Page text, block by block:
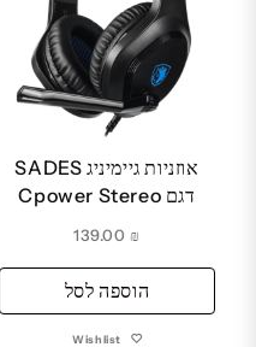
אוזניות גיימיניג SADES
דגם Cpower Stereo
₪
הוספה לסל
Wishlist